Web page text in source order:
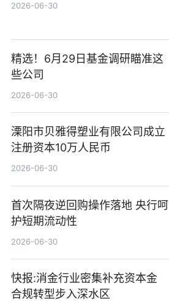
2026-06-30
精选！6月29日基金调研瞄准这
些公司
2026-06-30
溧阳市贝雅得塑业有限公司成立
注册资本10万人民币
2026-06-30
首次隔夜逆回购操作落地 央行呵
护短期流动性
2026-06-30
快报:消金行业密集补充资本金
合规转型步入深水区